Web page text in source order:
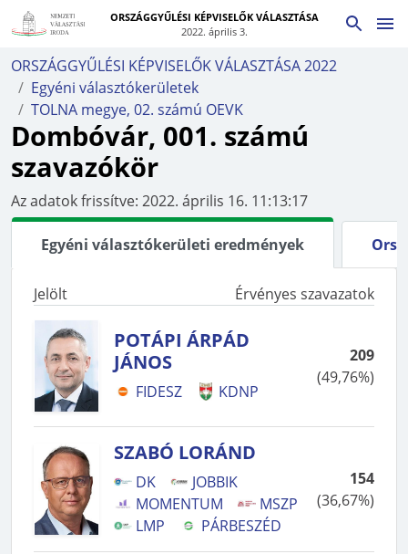
ORSZÁGGYŰLÉSI KÉPVISELŐK VÁLASZTÁSA
2022. április 3.
ORSZÁGGYŰLÉSI KÉPVISELŐK VÁLASZTÁSA 2022
Egyéni választókerületek
TOLNA megye, 02. számú OEVK
Dombóvár, 001. számú
szavazókör
Az adatok frissítve: 2022. április 16. 11:13:17
Egyéni választókerületi eredmények
Jelölt Érvényes szavazatok
POTÁPI ÁRPÁD
JÁNOS
FIDESZ KDNP
209
(49,76%)
SZABÓ LORÁND
DK
JOBBIK
MOMENTUM
MSZP
LMP
PÁRBESZÉD
154
(36,67%)